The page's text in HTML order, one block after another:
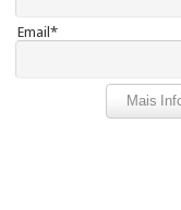
Email*